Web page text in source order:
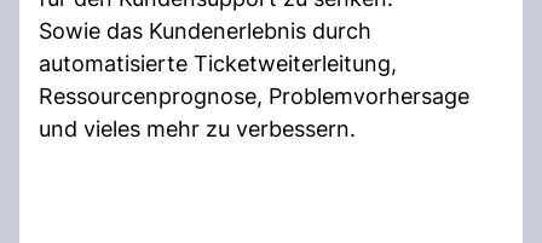
Sowie das Kundenerlebnis durch
automatisierte Ticketweiterleitung,
Ressourcenprognose, Problemvorhersage
und vieles mehr zu verbessern.